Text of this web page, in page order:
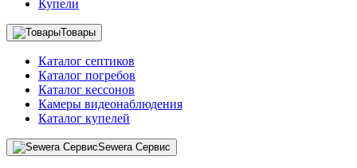
Купели
Товары
Каталог септиков
Каталог погребов
Каталог кессонов
Камеры видеонаблюдения
Каталог купелей
Sewera Сервис